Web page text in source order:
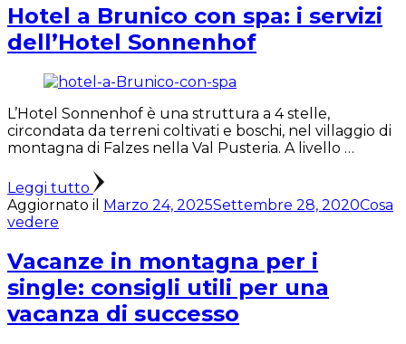
Hotel a Brunico con spa: i servizi
dell’Hotel Sonnenhof
L’Hotel Sonnenhof è una struttura a 4 stelle,
circondata da terreni coltivati e boschi, nel villaggio di
montagna di Falzes nella Val Pusteria. A livello …
Leggi tutto
Aggiornato il Marzo 24, 2025Settembre 28, 2020Cosa
vedere
Vacanze in montagna per i
single: consigli utili per una
vacanza di successo